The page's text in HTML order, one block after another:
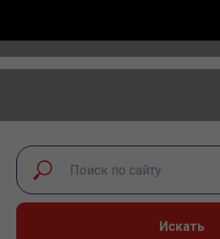
экспертный диалог –
Искать